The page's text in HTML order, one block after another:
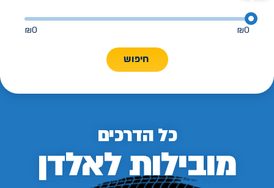
₪0
₪0
חיפוש
כל הדרכים
מובילות לאלדן